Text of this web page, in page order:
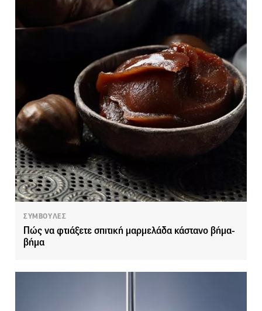
ΣΥΜΒΟΥΛΕΣ
Πώς να φτιάξετε σπιτική μαρμελάδα κάστανο βήμα-
βήμα